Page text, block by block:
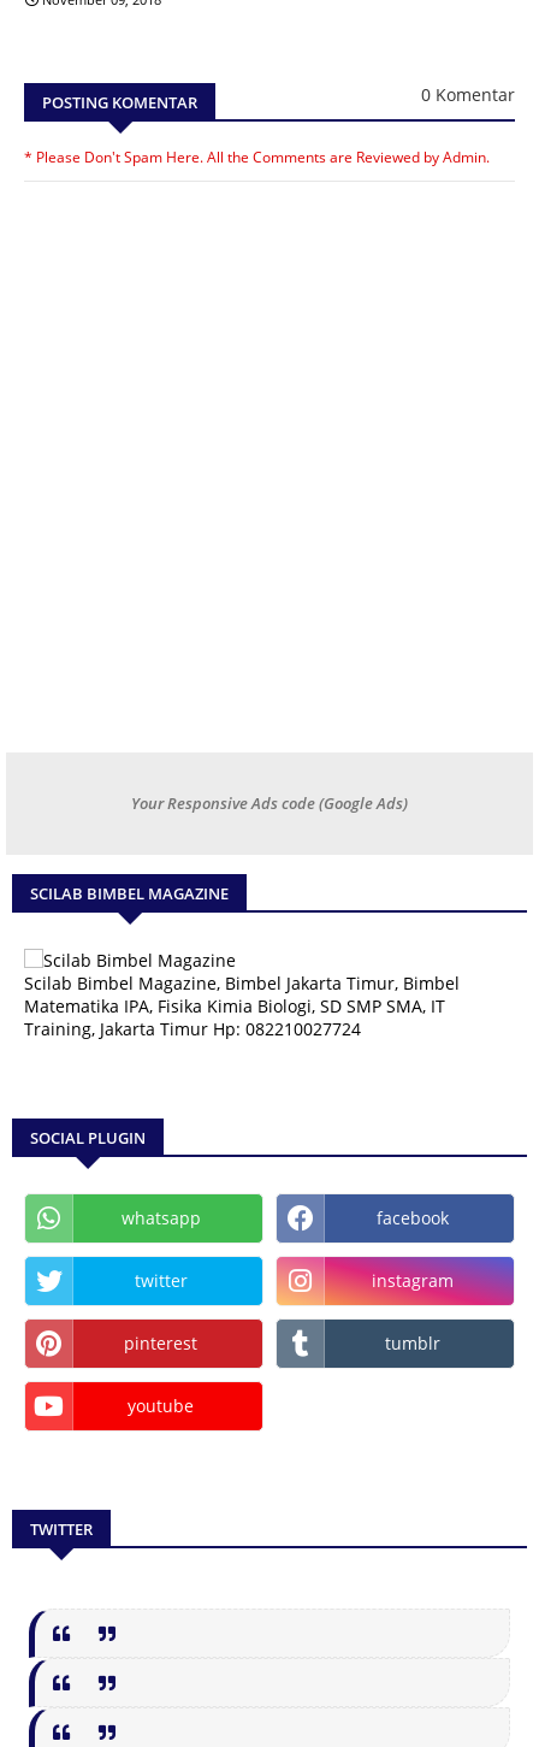
POSTING KOMENTAR 0 Komentar
* Please Don't Spam Here. All the Comments are Reviewed by Admin.
Your Responsive Ads code (Google Ads)
SCILAB BIMBEL MAGAZINE
Scilab Bimbel Magazine, Bimbel Jakarta Timur, Bimbel
Matematika IPA, Fisika Kimia Biologi, SD SMP SMA, IT
Training, Jakarta Timur Hp: 082210027724
SOCIAL PLUGIN
whatsapp facebook
twitter instagram
pinterest tumblr
youtube
TWITTER